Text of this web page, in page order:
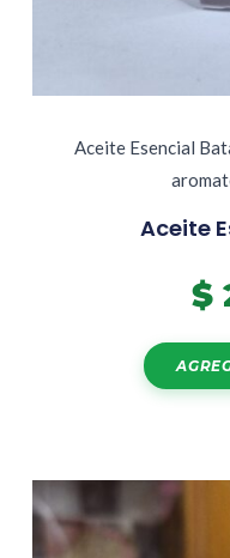
Aceite Esencial
Aceite
$